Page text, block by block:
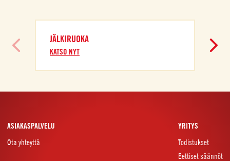
JÄLKIRUOKA
KATSO NYT
ASIAKASPALVELU
Ota yhteyttä
YRITYS
Todistukset
Eettiset säännöt